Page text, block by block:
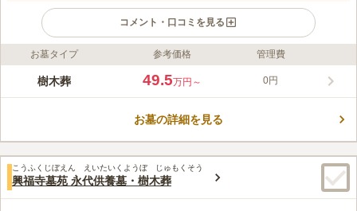
コメント・口コミを見る
ライフドット編集部のコメント
丸ノ内線「四谷三丁目駅」から歩いて約5分、アクセス至便な都
市型樹木葬誕生。 「子供に負担をかけたくない」「自分一人
樹木葬です。 お墓を管理する方がいなくても、日宗寺が責任を
て、33回忌は「弔い上げ（とむらいあげ）」と呼ばれ、どんな罪
も消えて完全に仏様になる節目の年とされています。33回忌を過
ぎた後は、合祀（ごうし）にて永眠いただき、安心です。
口コミ評価
この霊園はまだ誰からも評価されていません。
お墓タイプ 参考価格 管理費
樹木葬 49.5万円～ 0円
お墓の詳細を見る
こうふくじぼえん えいたいくようぼ じゅもくそう
興福寺墓苑 永代供養墓・樹木葬